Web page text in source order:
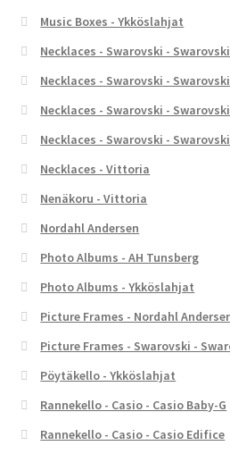
Music Boxes - Ykköslahjat
Necklaces - Swarovski -
Necklaces - Swarovski -
Necklaces - Swarovski -
Necklaces - Swarovski -
Necklaces - Vittoria
Nenäkoru - Vittoria
Nordahl Andersen
Photo Albums - AH Tunsberg
Photo Albums - Ykköslahjat
Picture Frames - Nordahl
Picture Frames - Swarovski -
Pöytäkello - Ykköslahjat
Rannekello - Casio - Casio Baby-G
Rannekello - Casio - Casio Edifice